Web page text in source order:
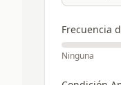
Frecuencia
Ninguna